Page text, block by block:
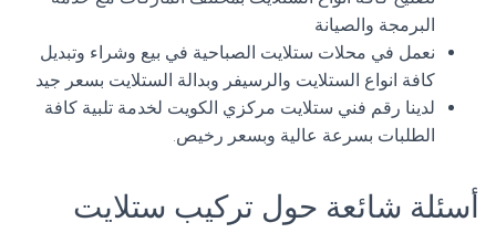
البرمجة والصيانة
نعمل في محلات ستلايت الصباحية في بيع وشراء وتبديل
كافة انواع الستلايت والرسيفر وبدالة الستلايت بسعر جيد
لدينا رقم فني ستلايت مركزي الكويت لخدمة تلبية كافة
الطلبات بسرعة عالية وبسعر رخيص.
أسئلة شائعة حول تركيب ستلايت